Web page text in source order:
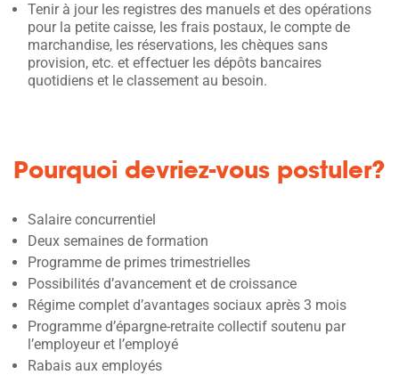
Tenir à jour les registres des manuels et des opérations
pour la petite caisse, les frais postaux, le compte de
marchandise, les réservations, les chèques sans
provision, etc. et effectuer les dépôts bancaires
quotidiens et le classement au besoin.
Pourquoi devriez-vous postuler?
Salaire concurrentiel
Deux semaines de formation
Programme de primes trimestrielles
Possibilités d’avancement et de croissance
Régime complet d’avantages sociaux après 3 mois
Programme d’épargne-retraite collectif soutenu par
l’employeur et l’employé
Rabais aux employés